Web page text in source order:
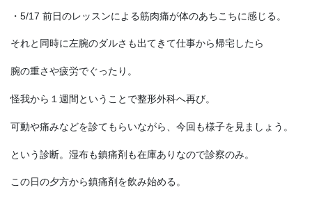
・5/17 前日のレッスンによる筋肉痛が体のあちこちに感じる。
それと同時に左腕のダルさも出てきて仕事から帰宅したら
腕の重さや疲労でぐったり。
怪我から１週間ということで整形外科へ再び。
可動や痛みなどを診てもらいながら、今回も様子を見ましょう。
という診断。湿布も鎮痛剤も在庫ありなので診察のみ。
この日の夕方から鎮痛剤を飲み始める。